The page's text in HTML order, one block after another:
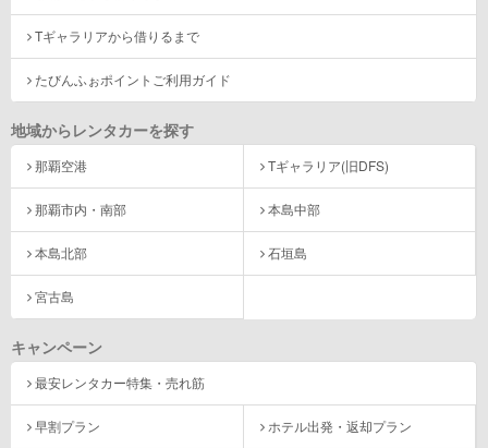
Tギャラリアから借りるまで
たびんふぉポイントご利用ガイド
地域からレンタカーを探す
那覇空港 Tギャラリア(旧DFS)
那覇市内・南部 本島中部
本島北部 石垣島
宮古島
キャンペーン
最安レンタカー特集・売れ筋
早割プラン ホテル出発・返却プラン